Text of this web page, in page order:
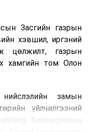
Засгийн газрын
хэвшил, иргэний
цөлжилт, газрын
хамгийн том Олон
замын
үйлчилгээний
боловсролын